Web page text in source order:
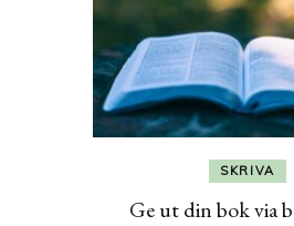
SKRIVA
Ge ut din bok via